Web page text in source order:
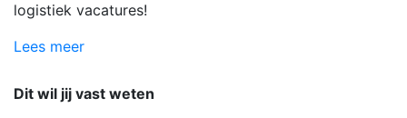
logistiek vacatures!
Lees meer
Dit wil jij vast weten